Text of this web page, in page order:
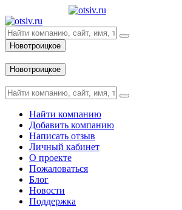
Новотроицкое
Новотроицкое
Найти компанию
Добавить компанию
Написать отзыв
Личный кабинет
О проекте
Пожаловаться
Блог
Новости
Поддержка